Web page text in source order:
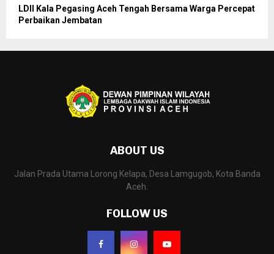
LDII Kala Pegasing Aceh Tengah Bersama Warga Percepat
Perbaikan Jembatan
ABOUT US
Jalan Prada Utama Lorong Kelapa, Desa Lamgugob, Kota Banda
Aceh.
FOLLOW US